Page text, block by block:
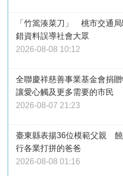
「竹篙湊菜刀」 桃市交通
錯資料誤導社會大眾
2026-08-08 10:12
全聯慶祥慈善事業基金會捐
讓愛心觸及更多需要的市民
2026-08-07 21:23
臺東縣表揚36位模範父親
行各業打拼的爸爸
2026-08-08 01:16